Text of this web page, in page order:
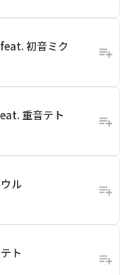
初音ミク
重音テト
ル
ト